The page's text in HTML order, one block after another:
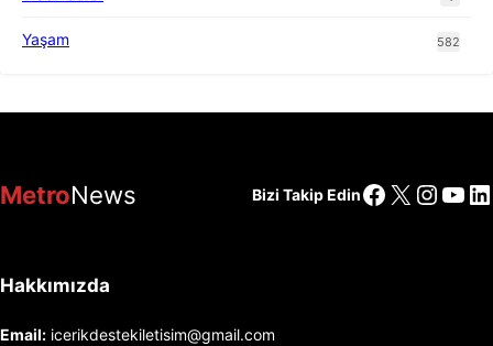
Yaşam 582
MetroNews Bizi Takip EdinFacebook
X
Hakkımızda
Email: icerikdestekiletisim@gmail.com